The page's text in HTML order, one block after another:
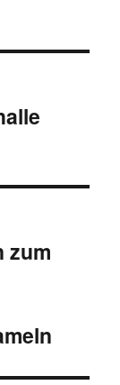
zum